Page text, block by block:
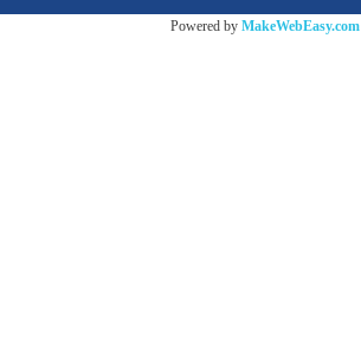
Powered by MakeWebEasy.com